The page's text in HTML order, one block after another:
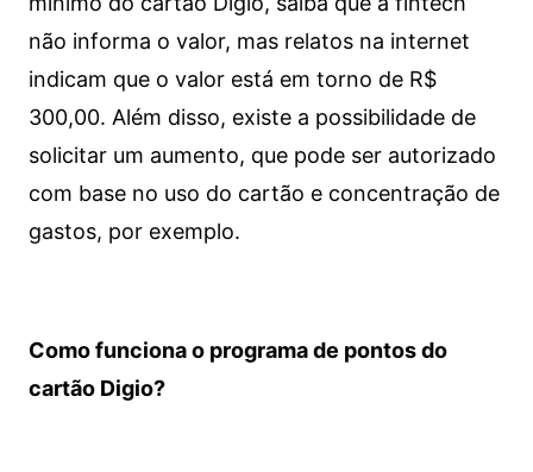
não informa o valor, mas relatos na internet
indicam que o valor está em torno de R$
300,00. Além disso, existe a possibilidade de
solicitar um aumento, que pode ser autorizado
com base no uso do cartão e concentração de
gastos, por exemplo.
Como funciona o programa de pontos do
cartão Digio?